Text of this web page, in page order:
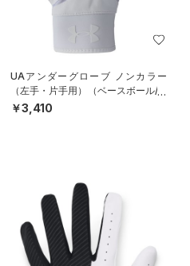
UAアンダーグローブ ノンカラー
（左手・片手用）（ベースボール/M
EN）
￥3,410